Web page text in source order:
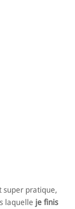
super pratique,
laquelle je finis